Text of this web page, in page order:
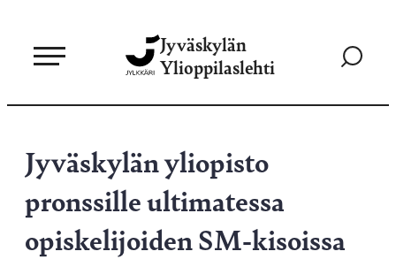
sisältöön
Jyväskylän
Ylioppilaslehti
Siirry
Jyväskylän yliopisto
pronssille ultimatessa
opiskelijoiden SM-kisoissa